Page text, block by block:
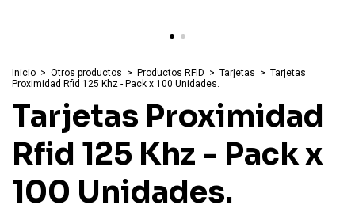
Inicio > Otros productos > Productos RFID > Tarjetas > Tarjetas
Proximidad Rfid 125 Khz - Pack x 100 Unidades.
Tarjetas Proximidad
Rfid 125 Khz - Pack x
100 Unidades.